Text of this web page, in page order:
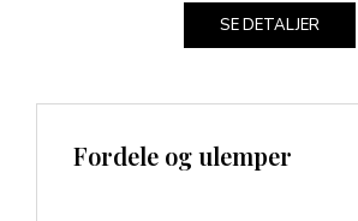
Fordele og ulemper
SE DETALJER